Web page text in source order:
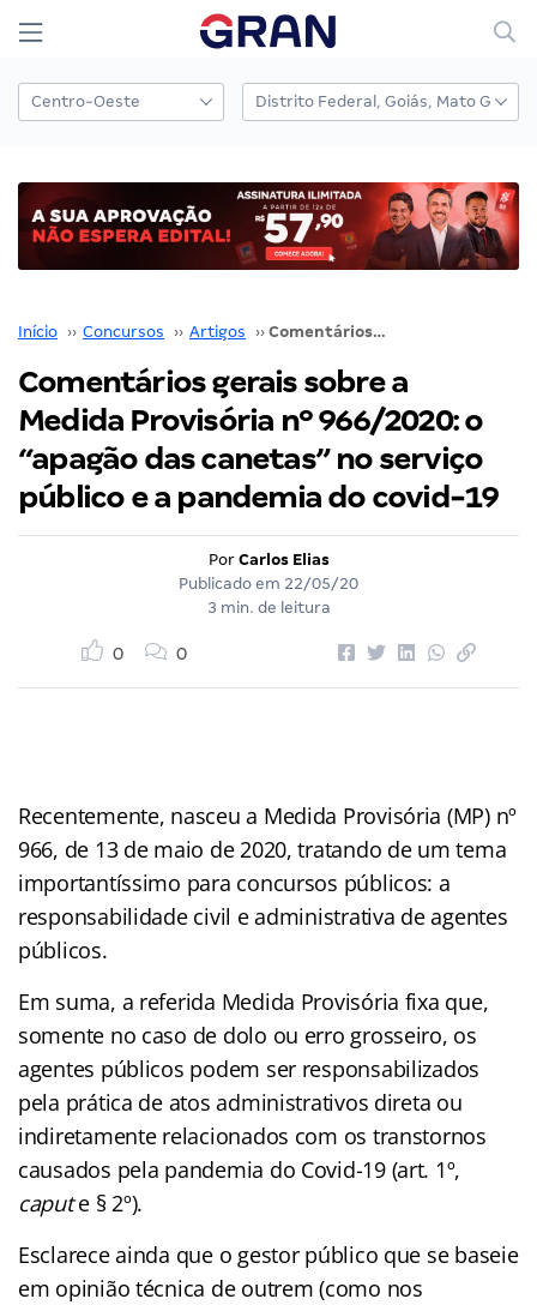
Início ›› Concursos ›› Artigos ›› Comentários gerais sobre a Medida Provisória nº 966/2020: o “apagão das canetas” no serviço público e a pandemia do covid-19
Comentários gerais sobre a
Medida Provisória nº 966/2020: o
“apagão das canetas” no serviço
público e a pandemia do covid-19
Por Carlos Elias
Publicado em 22/05/20
3 min. de leitura
0 0
Recentemente, nasceu a Medida Provisória (MP) nº
966, de 13 de maio de 2020, tratando de um tema
importantíssimo para concursos públicos: a
responsabilidade civil e administrativa de agentes
públicos.
Em suma, a referida Medida Provisória fixa que,
somente no caso de dolo ou erro grosseiro, os
agentes públicos podem ser responsabilizados
pela prática de atos administrativos direta ou
indiretamente relacionados com os transtornos
causados pela pandemia do Covid-19 (art. 1º,
capute § 2º).
Esclarece ainda que o gestor público que se baseie
em opinião técnica de outrem (como nos